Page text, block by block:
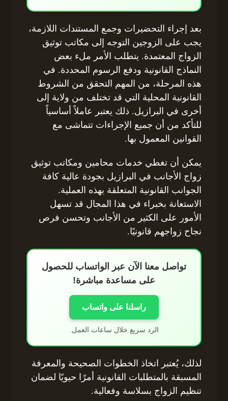
بعد إجراء التحضيرات وجمع المستندات اللازمة،
يجب على الزوجين التوجه إلى مكاتب توثيق
الزواج المعتمدة. يتطلب الأمر ملء بعض
النماذج القانونية ودفع الرسوم المحددة. في
هذه المرحلة، من المهم التحقق من الشروط
القانونية المحلية التي قد تختلف من ولاية إلى
أخرى في البرازيل. ذلك يعتبر عاملاً أساسياً
للتأكد من أن جميع الإجراءات تتماشى مع
القوانين المعمول بها.
يمكن أن تغطي خدمات محامين ومكاتب توثيق
زواج الأجانب في البرازيل بجودة عالية كافة
الجوانب القانونية المتعلقة بهذه العملية.
الاستعانة بخبراء في هذا المجال قد تسهل
الأمور على الكثير من الأجانب وتحسن فرص
نجاح زواجهم قانونيًا.
تواصل معنا الآن عبر الواتساب للحصول
على مساعدة مباشرة!
راسلنا على واتساب
الرد سريع خلال ساعات العمل.
لذلك، يُعتبر اتخاذ الخطوات الصحيحة والمعرفة
المسبقة بالمتطلبات القانونية أمرًا حيويًا لضمان
تنظيم الزواج بسلاسة وفعالية.